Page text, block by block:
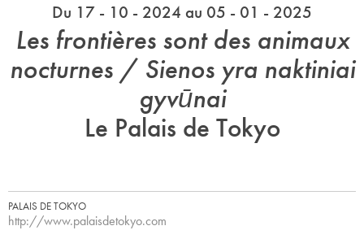
Du 17 - 10 - 2024 au 05 - 01 - 2025
Les frontières sont des animaux
nocturnes / Sienos yra naktiniai
gyvūnai
Le Palais de Tokyo
PALAIS DE TOKYO
http://www.palaisdetokyo.com